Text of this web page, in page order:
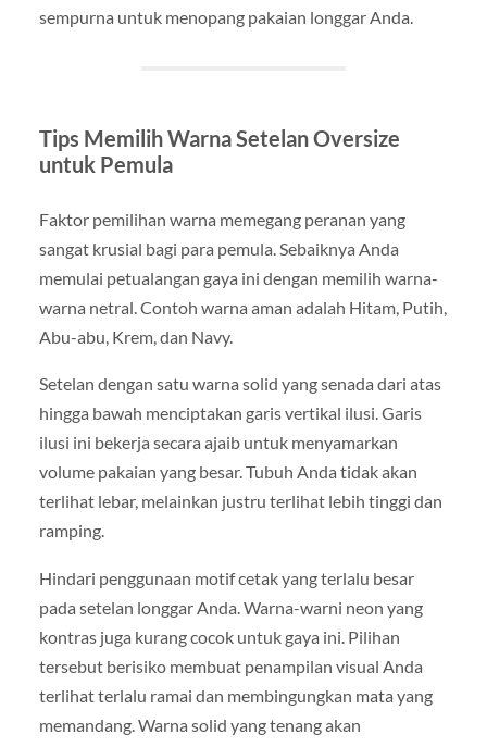
sempurna untuk menopang pakaian longgar Anda.
Tips Memilih Warna Setelan Oversize
untuk Pemula
Faktor pemilihan warna memegang peranan yang
sangat krusial bagi para pemula. Sebaiknya Anda
memulai petualangan gaya ini dengan memilih warna-
warna netral. Contoh warna aman adalah Hitam, Putih,
Abu-abu, Krem, dan Navy.
Setelan dengan satu warna solid yang senada dari atas
hingga bawah menciptakan garis vertikal ilusi. Garis
ilusi ini bekerja secara ajaib untuk menyamarkan
volume pakaian yang besar. Tubuh Anda tidak akan
terlihat lebar, melainkan justru terlihat lebih tinggi dan
ramping.
Hindari penggunaan motif cetak yang terlalu besar
pada setelan longgar Anda. Warna-warni neon yang
kontras juga kurang cocok untuk gaya ini. Pilihan
tersebut berisiko membuat penampilan visual Anda
terlihat terlalu ramai dan membingungkan mata yang
memandang. Warna solid yang tenang akan